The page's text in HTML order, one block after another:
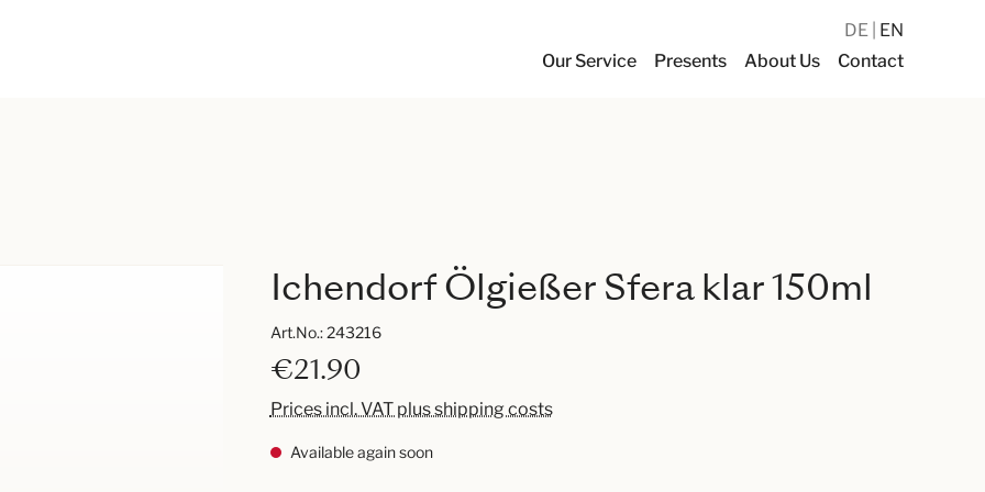
Our Service Presents About Us Contact
DE EN
Ichendorf Ölgießer Sfera klar 150ml
Art.No.:243216
€21.90
Prices incl. VAT plus shipping costs
Available again soon